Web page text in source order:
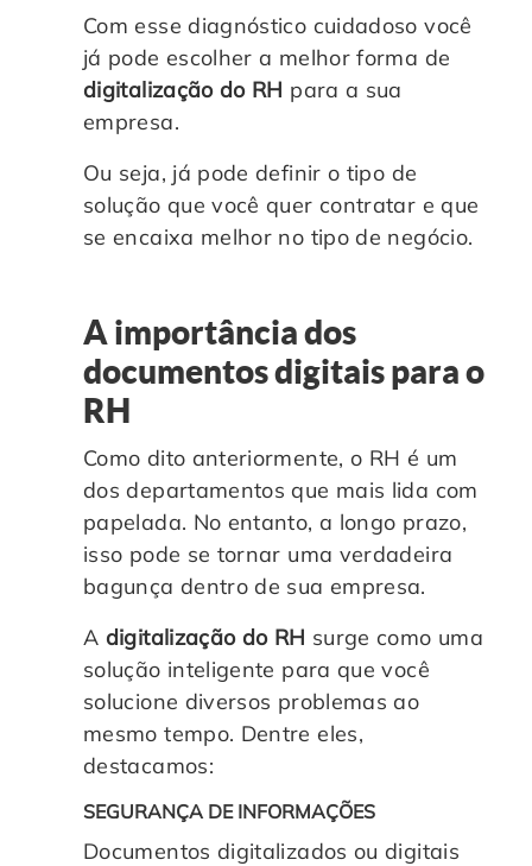
Com esse diagnóstico cuidadoso você
já pode escolher a melhor forma de
digitalização do RH para a sua
empresa.
Ou seja, já pode definir o tipo de
solução que você quer contratar e que
se encaixa melhor no tipo de negócio.
A importância dos
documentos digitais para o
RH
Como dito anteriormente, o RH é um
dos departamentos que mais lida com
papelada. No entanto, a longo prazo,
isso pode se tornar uma verdadeira
bagunça dentro de sua empresa.
A digitalização do RH surge como uma
solução inteligente para que você
solucione diversos problemas ao
mesmo tempo. Dentre eles,
destacamos:
SEGURANÇA DE INFORMAÇÕES
Documentos digitalizados ou digitais